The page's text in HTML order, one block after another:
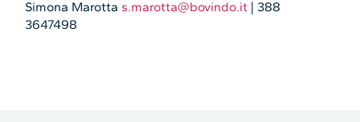
Simona Marotta s.marotta@bovindo.it | 388
3647498